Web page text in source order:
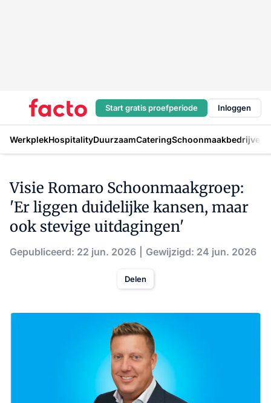
Start gratis proefperiode Inloggen
WerkplekHospitalityDuurzaamCateringSchoonmaakbedrijven
Visie Romaro Schoonmaakgroep:
'Er liggen duidelijke kansen, maar
ook stevige uitdagingen'
Gepubliceerd: 22 jun. 2026 Gewijzigd: 24 jun. 2026
Delen